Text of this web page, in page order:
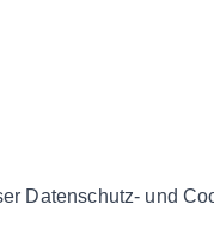
Datenschutz- und